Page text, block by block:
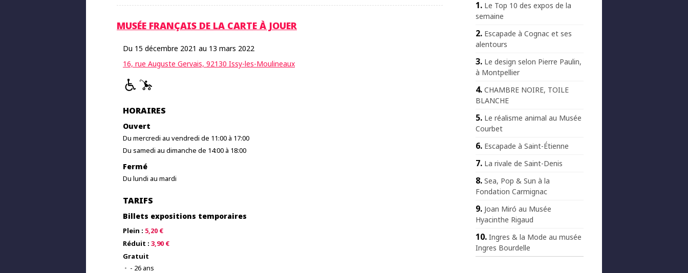
MUSÉE FRANÇAIS DE LA CARTE À JOUER
Du 15 décembre 2021 au 13 mars 2022
16, rue Auguste Gervais, 92130 Issy-les-Moulineaux
HORAIRES
Ouvert
Du mercredi au vendredi de 11:00 à 17:00
Du samedi au dimanche de 14:00 à 18:00
Fermé
Du lundi au mardi
TARIFS
Billets expositions temporaires
Plein : 5,20 €
Réduit : 3,90 €
Gratuit
- 26 ans
Le Top 10 des expos de la
semaine
Escapade à Cognac et ses
alentours
Le design selon Pierre Paulin,
à Montpellier
CHAMBRE NOIRE, TOILE
BLANCHE
Le réalisme animal au Musée
Courbet
Escapade à Saint-Étienne
La rivale de Saint-Denis
Sea, Pop & Sun à la
Fondation Carmignac
Joan Miró au Musée
Hyacinthe Rigaud
Ingres & la Mode au musée
Ingres Bourdelle